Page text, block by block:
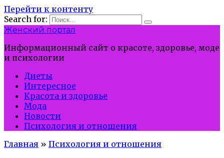
Перейти к контенту
Search for:
Женский портал
Информационный сайт о красоте, здоровье, моде
и психологии
Диеты
Интересное
Красота и здоровье
Мода
Новости
Психология и отношения
Главная » Психология и отношения